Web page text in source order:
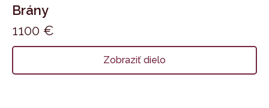
Brány
1100 €
Zobraziť dielo